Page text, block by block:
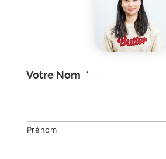
Votre Nom *
Prénom